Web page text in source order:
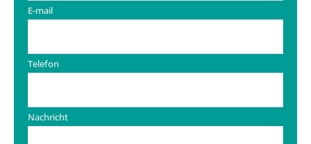
E-mail
Telefon
Nachricht